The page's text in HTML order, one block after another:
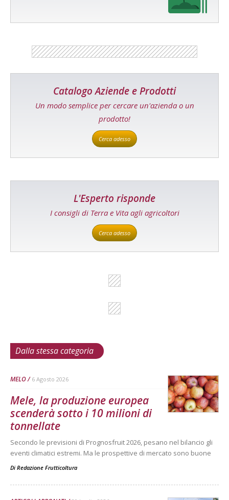
Catalogo Aziende e Prodotti
Un modo semplice per cercare un'azienda o un
prodotto!
Cerca adesso
L'Esperto risponde
I consigli di Terra e Vita agli agricoltori
Cerca adesso
Dalla stessa categoria
MELO 6 Agosto 2026
Mele, la produzione europea
scenderà sotto i 10 milioni di
tonnellate
Secondo le previsioni di Prognosfruit 2026, pesano nel bilancio gli
eventi climatici estremi. Ma le prospettive di mercato sono buone
Di Redazione Frutticoltura